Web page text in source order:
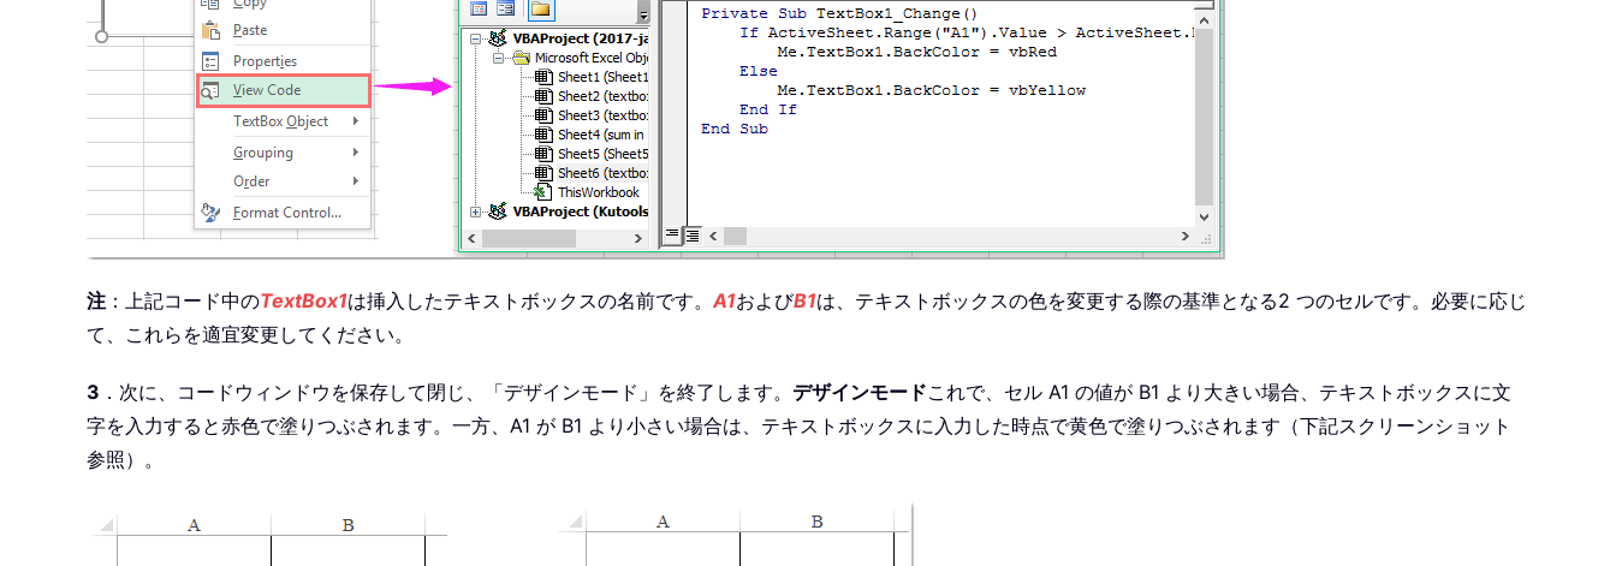
注 ：上記コード中のTextBox1は挿入したテキストボックスの名前です。 A1およびB1は、テキストボックスの色を変更する際の基準となる2 つのセルです。必要に応じ
て、これらを適宜変更してください。
3 ．次に、コードウィンドウを保存して閉じ、「デザインモード」を終了します。 デザインモードこれで、セル A1 の値が B1 より大きい場合、テキストボックスに文
字を入力すると赤色で塗りつぶされます。一方、A1 が B1 より小さい場合は、テキストボックスに入力した時点で黄色で塗りつぶされます（下記スクリーンショット
参照）。